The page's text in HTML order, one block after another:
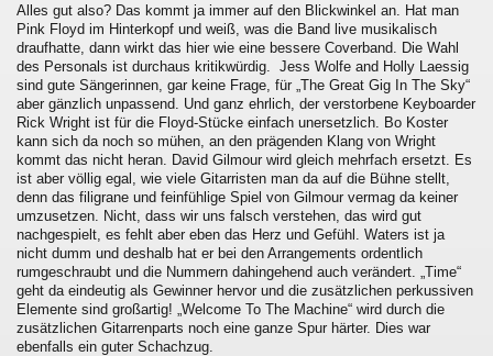
Alles gut also? Das kommt ja immer auf den Blickwinkel an. Hat man
Pink Floyd im Hinterkopf und weiß, was die Band live musikalisch
draufhatte, dann wirkt das hier wie eine bessere Coverband. Die Wahl
des Personals ist durchaus kritikwürdig. Jess Wolfe and Holly Laessig
sind gute Sängerinnen, gar keine Frage, für „The Great Gig In The Sky“
aber gänzlich unpassend. Und ganz ehrlich, der verstorbene Keyboarder
Rick Wright ist für die Floyd-Stücke einfach unersetzlich. Bo Koster
kann sich da noch so mühen, an den prägenden Klang von Wright
kommt das nicht heran. David Gilmour wird gleich mehrfach ersetzt. Es
ist aber völlig egal, wie viele Gitarristen man da auf die Bühne stellt,
denn das filigrane und feinfühlige Spiel von Gilmour vermag da keiner
umzusetzen. Nicht, dass wir uns falsch verstehen, das wird gut
nachgespielt, es fehlt aber eben das Herz und Gefühl. Waters ist ja
nicht dumm und deshalb hat er bei den Arrangements ordentlich
rumgeschraubt und die Nummern dahingehend auch verändert. „Time“
geht da eindeutig als Gewinner hervor und die zusätzlichen perkussiven
Elemente sind großartig! „Welcome To The Machine“ wird durch die
zusätzlichen Gitarrenparts noch eine ganze Spur härter. Dies war
ebenfalls ein guter Schachzug.